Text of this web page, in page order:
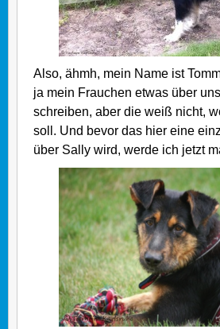
Also, ähmh, mein Name ist
ja mein Frauchen etwas über
schreiben, aber die weiß nicht,
soll. Und bevor das hier eine
über Sally wird, werde ich jetzt